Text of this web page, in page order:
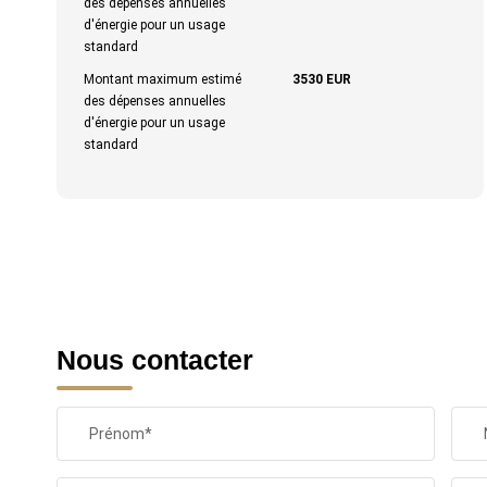
des dépenses annuelles
d'énergie pour un usage
standard
Montant maximum estimé
des dépenses annuelles
d'énergie pour un usage
standard
3530 EUR
Nous contacter
Prénom*